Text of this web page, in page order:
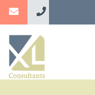
Aller
principal